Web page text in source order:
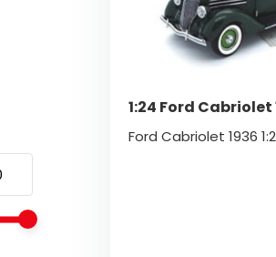
1:24 Ford Cabriolet
Ford Cabriolet 1936